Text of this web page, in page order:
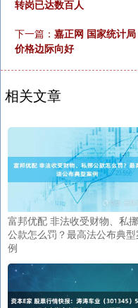
转岗已达数百人
下一篇： 嘉正网 国家统计
价格边际向好
相关文章
富邦优配 非法收受财物、私挪
公款怎么罚？最高法公布典型
例